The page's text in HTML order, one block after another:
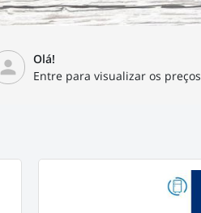
person
Olá!
Entre para visualizar os preços